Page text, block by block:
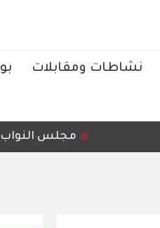
نشاطات ومقابلات
مجلس النواب،